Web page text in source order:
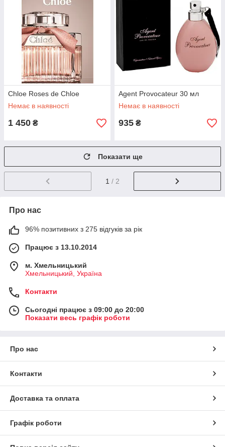
Chloe Roses de Chloe
Немає в наявності
1 450 ₴
Agent Provocateur 30 мл
Немає в наявності
935 ₴
Показати ще
1 / 2
Про нас
96% позитивних з 275 відгуків за рік
Працює з 13.10.2014
м. Хмельницький
Хмельницький, Україна
Контакти
Сьогодні працює з 09:00 до 20:00
Показати весь графік роботи
Про нас
Контакти
Доставка та оплата
Графік роботи